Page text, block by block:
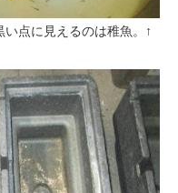
点に見えるのは稚魚。↑